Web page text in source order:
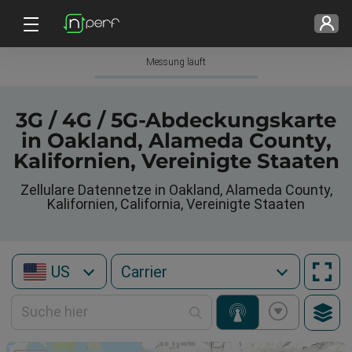
Messung läuft
3G / 4G / 5G-Abdeckungskarte
in Oakland, Alameda County,
Kalifornien, Vereinigte Staaten
Zellulare Datennetze in Oakland, Alameda County,
Kalifornien, California, Vereinigte Staaten
US